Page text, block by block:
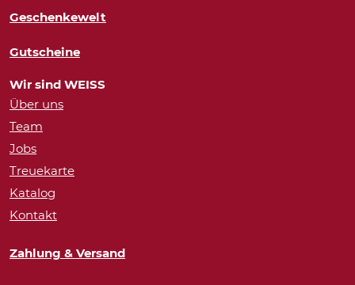
Geschenkewelt
Gutscheine
Wir sind WEISS
Über uns
Team
Jobs
Treuekarte
Katalog
Kontakt
Zahlung & Versand